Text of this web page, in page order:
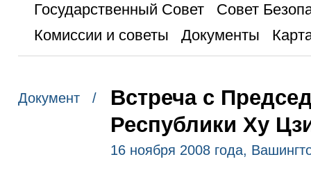
Государственный Совет
Совет
Комиссии и советы
Документы
Документ /
Встреча с
Республики Ху
16 ноября 2008 года,